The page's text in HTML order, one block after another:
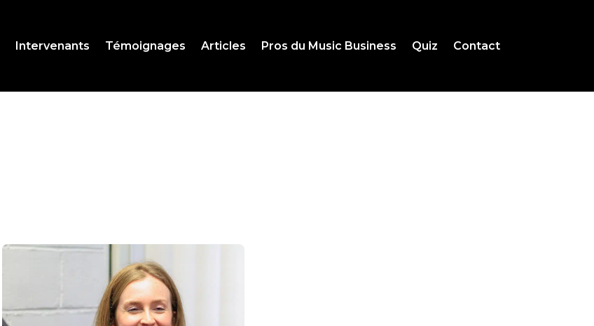
Intervenants Témoignages Articles Pros du Music Business Quiz Contact